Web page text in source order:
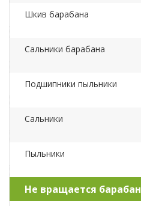
Шкив барабана
Сальники барабана
Подшипники пыльники
Сальники
Пыльники
Не вращается барабан